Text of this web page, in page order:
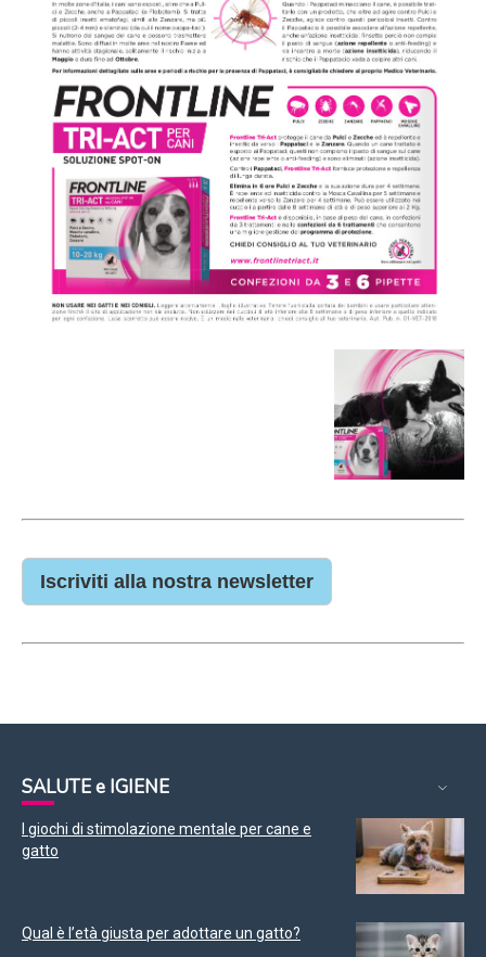
Iscriviti alla nostra newsletter
SALUTE e IGIENE
I giochi di stimolazione mentale per cane e
gatto
Qual è l’età giusta per adottare un gatto?